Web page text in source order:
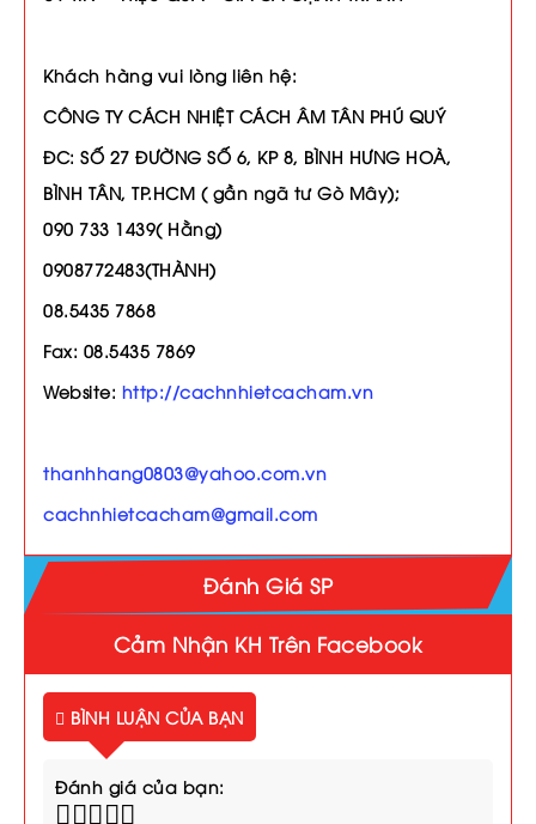
Khách hàng vui lòng liên hệ:
CÔNG TY CÁCH NHIỆT CÁCH ÂM TÂN PHÚ QUÝ
ĐC: SỐ 27 ĐƯỜNG SỐ 6, KP 8, BÌNH HƯNG HOÀ,
BÌNH TÂN, TP.HCM ( gần ngã tư Gò Mây);
090 733 1439( Hằng)
0908772483(THÀNH)
08.5435 7868
Fax: 08.5435 7869
Website: http://cachnhietcacham.vn
thanhhang0803@yahoo.com.vn
cachnhietcacham@gmail.com
Đánh Giá SP
Cảm Nhận KH Trên Facebook
BÌNH LUẬN CỦA BẠN
Đánh giá của bạn: